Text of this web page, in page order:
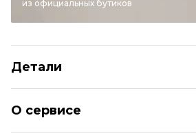
из официальных бутиков
Детали
О сервисе